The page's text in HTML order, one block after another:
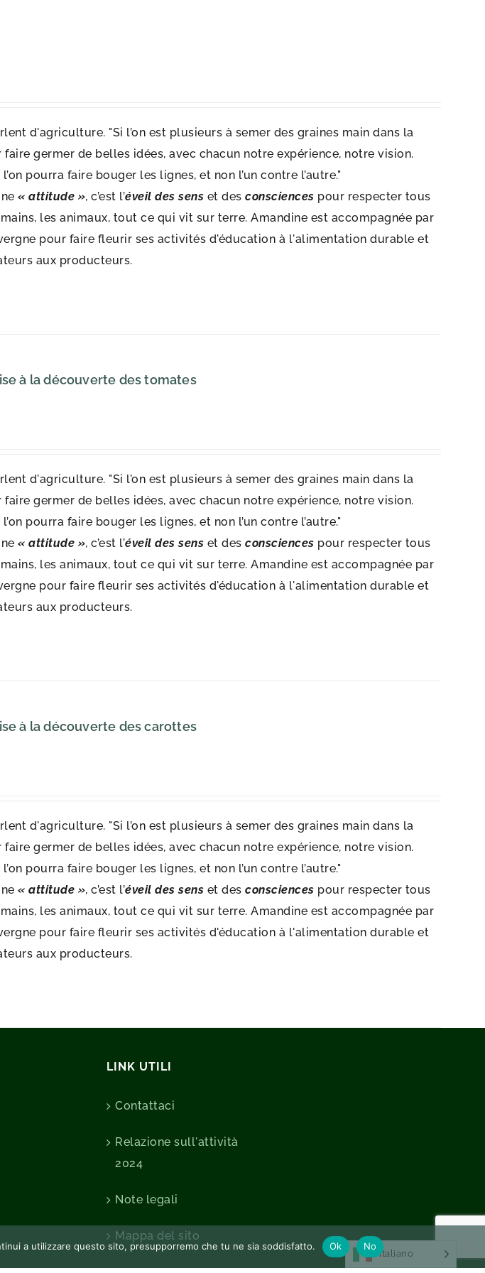
d'agriculture. "Si l’on est plusieurs à semer des graines main dans la
faire germer de belles idées, avec chacun notre expérience, notre vision.
l’on pourra faire bouger les lignes, et non l’un contre l’autre."
« attitude », c’est l’éveil des sens et desconsciences pour respecter tous
les animaux, tout ce qui vit sur terre. Amandine est accompagnée par
pour faire fleurir ses activités d'éducation à l'alimentation durable et
aux producteurs.
à la découverte des tomates
d'agriculture. "Si l’on est plusieurs à semer des graines main dans la
faire germer de belles idées, avec chacun notre expérience, notre vision.
l’on pourra faire bouger les lignes, et non l’un contre l’autre."
« attitude », c’est l’éveil des sens et desconsciences pour respecter tous
les animaux, tout ce qui vit sur terre. Amandine est accompagnée par
pour faire fleurir ses activités d'éducation à l'alimentation durable et
aux producteurs.
à la découverte des carottes
d'agriculture. "Si l’on est plusieurs à semer des graines main dans la
faire germer de belles idées, avec chacun notre expérience, notre vision.
l’on pourra faire bouger les lignes, et non l’un contre l’autre."
« attitude », c’est l’éveil des sens et desconsciences pour respecter tous
les animaux, tout ce qui vit sur terre. Amandine est accompagnée par
pour faire fleurir ses activités d'éducation à l'alimentation durable et
aux producteurs.
LINK UTILI
Contattaci
Relazione sull'attività
2024
Note legali
Mappa del sito
a utilizzare questo sito, presupporremo che tu ne sia soddisfatto. Ok No
Italiano